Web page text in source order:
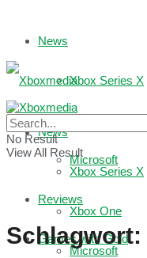
News
Xbox Series X
Microsoft
Reviews
Games with Gold
News
Xbox Series X
Xbox One
Microsoft
No Result
View All Result
Schlagwort: